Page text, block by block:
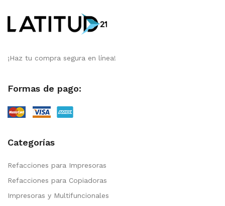
¡Haz tu compra segura en línea!
Formas de pago:
Categorías
Refacciones para Impresoras
Refacciones para Copiadoras
Impresoras y Multifuncionales